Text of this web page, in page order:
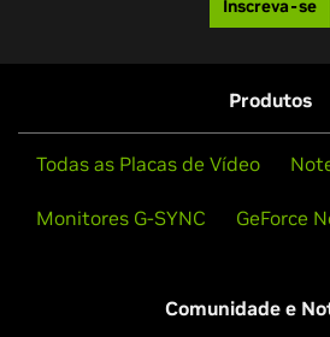
Inscreva-se
Produtos
Todas as Placas de Vídeo
Monitores G-SYNC GeForce
Comunidade e